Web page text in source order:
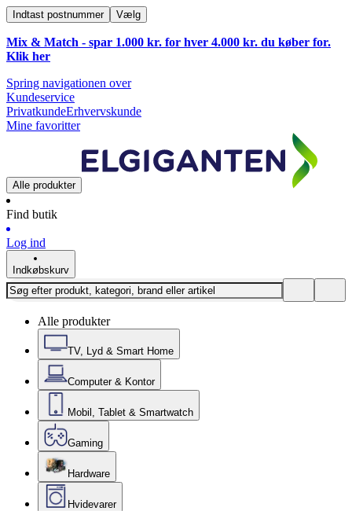
Indtast postnummer Vælg
Mix & Match - spar 1.000 kr. for hver 4.000 kr. du køber for.
Klik her
Spring navigationen over
Kundeservice
PrivatkundeErhvervskunde
Mine favoritter
Alle produkter
Find butik
Log ind
Indkøbskurv
Alle produkter
TV, Lyd & Smart Home
Computer & Kontor
Mobil, Tablet & Smartwatch
Gaming
Hardware
Hvidevarer